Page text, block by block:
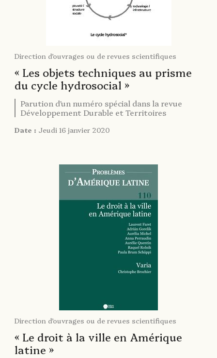
Direction d’ouvrages ou de revues scientifiques
« Les objets techniques au prisme
du cycle hydrosocial »
Parution d'un numéro spécial dans la revue
Développement Durable et Territoires
Date : Jeudi 16 janvier 2020
Direction d’ouvrages ou de revues scientifiques
« Le droit à la ville en Amérique
latine »